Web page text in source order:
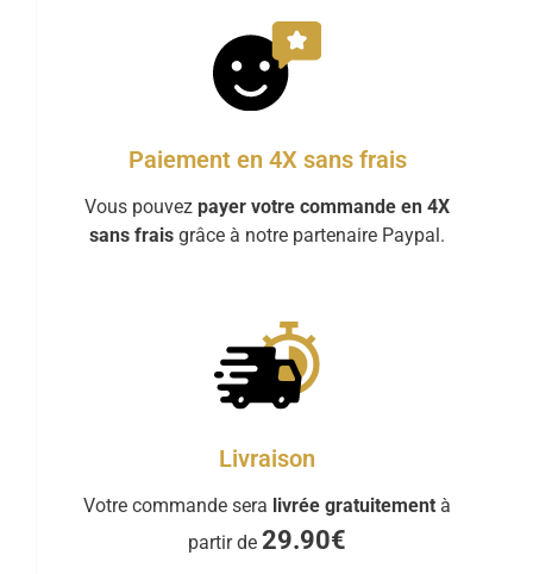
Paiement en 4X sans frais
Vous pouvez payer votre commande en 4X
sans frais grâce à notre partenaire Paypal.
Livraison
Votre commande sera livrée gratuitement à
partir de 29.90€